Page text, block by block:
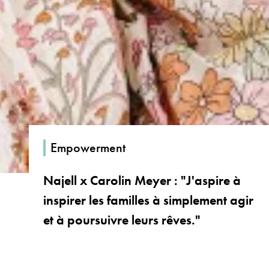
Empowerment
Najell x Carolin Meyer : "J'aspire à
inspirer les familles à simplement agir
et à poursuivre leurs rêves."